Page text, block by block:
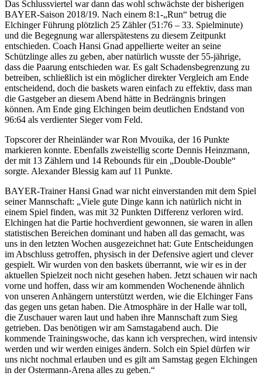
Das Schlussviertel war dann das wohl schwächste der bisherigen
BAYER-Saison 2018/19. Nach einem 8:1-„Run“ betrug die
Elchinger Führung plötzlich 25 Zähler (51:76 – 33. Spielminute)
und die Begegnung war allerspätestens zu diesem Zeitpunkt
entschieden. Coach Hansi Gnad appellierte weiter an seine
Schützlinge alles zu geben, aber natürlich wusste der 55-jährige,
dass die Paarung entschieden war. Es galt Schadensbegrenzung zu
betreiben, schließlich ist ein möglicher direkter Vergleich am Ende
entscheidend, doch die baskets waren einfach zu effektiv, dass man
die Gastgeber an diesem Abend hätte in Bedrängnis bringen
können. Am Ende ging Elchingen beim deutlichen Endstand von
96:64 als verdienter Sieger vom Feld.
Topscorer der Rheinländer war Ron Mvouika, der 16 Punkte
markieren konnte. Ebenfalls zweistellig scorte Dennis Heinzmann,
der mit 13 Zählern und 14 Rebounds für ein „Double-Double“
sorgte. Alexander Blessig kam auf 11 Punkte.
BAYER-Trainer Hansi Gnad war nicht einverstanden mit dem Spiel
seiner Mannschaft: „Viele gute Dinge kann ich natürlich nicht in
einem Spiel finden, was mit 32 Punkten Differenz verloren wird.
Elchingen hat die Partie hochverdient gewonnen, sie waren in allen
statistischen Bereichen dominant und haben all das gemacht, was
uns in den letzten Wochen ausgezeichnet hat: Gute Entscheidungen
im Abschluss getroffen, physisch in der Defensive agiert und clever
gespielt. Wir wurden von den baskets überrannt, wie wir es in der
aktuellen Spielzeit noch nicht gesehen haben. Jetzt schauen wir nach
vorne und hoffen, dass wir am kommenden Wochenende ähnlich
von unseren Anhängern unterstützt werden, wie die Elchinger Fans
das gegen uns getan haben. Die Atmosphäre in der Halle war toll,
die Zuschauer waren laut und haben ihre Mannschaft zum Sieg
getrieben. Das benötigen wir am Samstagabend auch. Die
kommende Trainingswoche, das kann ich versprechen, wird intensiv
werden und wir werden einiges ändern. Solch ein Spiel dürfen wir
uns nicht nochmal erlauben und es gilt am Samstag gegen Elchingen
in der Ostermann-Arena alles zu geben.“